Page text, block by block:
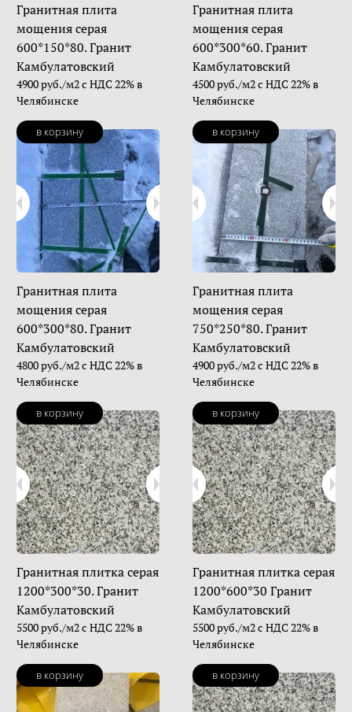
Гранитная плита
мощения серая
600*150*80. Гранит
Камбулатовский
4900 руб./м2 с НДС 22% в
Челябинске
в корзину
Гранитная плита
мощения серая
600*300*60. Гранит
Камбулатовский
4500 руб./м2 с НДС 22% в
Челябинске
в корзину
Гранитная плита
мощения серая
600*300*80. Гранит
Камбулатовский
4800 руб./м2 с НДС 22% в
Челябинске
в корзину
Гранитная плита
мощения серая
750*250*80. Гранит
Камбулатовский
4900 руб./м2 с НДС 22% в
Челябинске
в корзину
Гранитная плитка серая
1200*300*30. Гранит
Камбулатовский
5500 руб./м2 с НДС 22% в
Челябинске
в корзину
Гранитная плитка серая
1200*600*30 Гранит
Камбулатовский
5500 руб./м2 с НДС 22% в
Челябинске
в корзину